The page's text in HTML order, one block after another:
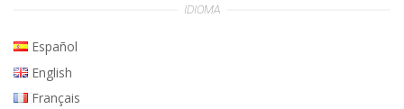
IDIOMA
Español
English
Français